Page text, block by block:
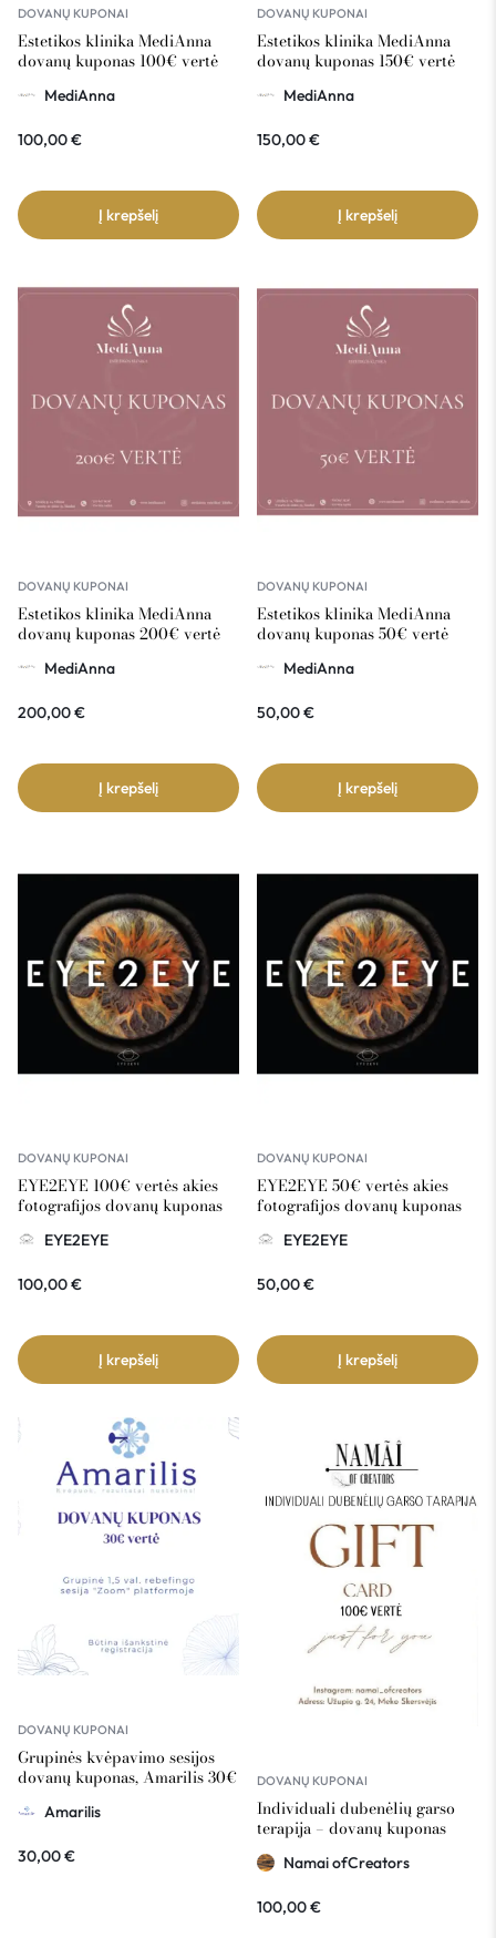
DOVANŲ KUPONAI
Estetikos klinika MediAnna
dovanų kuponas 100€ vertė
MediAnna
100,00€
Į krepšelį
DOVANŲ KUPONAI
Estetikos klinika MediAnna
dovanų kuponas 150€ vertė
MediAnna
150,00€
Į krepšelį
DOVANŲ KUPONAI
Estetikos klinika MediAnna
dovanų kuponas 200€ vertė
MediAnna
200,00€
Į krepšelį
DOVANŲ KUPONAI
Estetikos klinika MediAnna
dovanų kuponas 50€ vertė
MediAnna
50,00€
Į krepšelį
DOVANŲ KUPONAI
EYE2EYE 100€ vertės akies
fotografijos dovanų kuponas
EYE2EYE
100,00€
Į krepšelį
DOVANŲ KUPONAI
EYE2EYE 50€ vertės akies
fotografijos dovanų kuponas
EYE2EYE
50,00€
Į krepšelį
DOVANŲ KUPONAI
Grupinės kvėpavimo sesijos
dovanų kuponas, Amarilis 30€
Amarilis
30,00€
DOVANŲ KUPONAI
Individuali dubenėlių garso
terapija – dovanų kuponas
Namai ofCreators 100€ vertė
Namai ofCreators
100,00€